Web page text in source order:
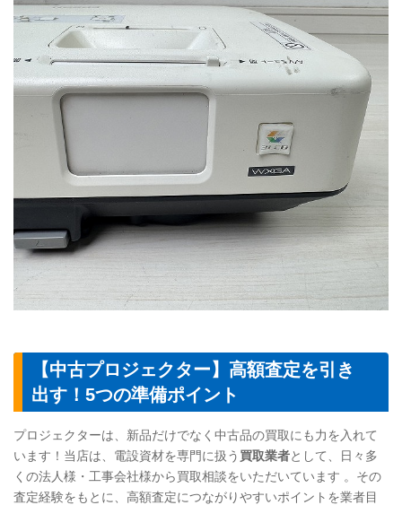
【中古プロジェクター】高額査定を引き
出す！5つの準備ポイント
プロジェクターは、新品だけでなく中古品の買取にも力を入れて
います！当店は、電設資材を専門に扱う 買取業者として、日々多
くの法人様・工事会社様から買取相談をいただいています 。その
査定経験をもとに、高額査定につながりやすいポイントを業者目